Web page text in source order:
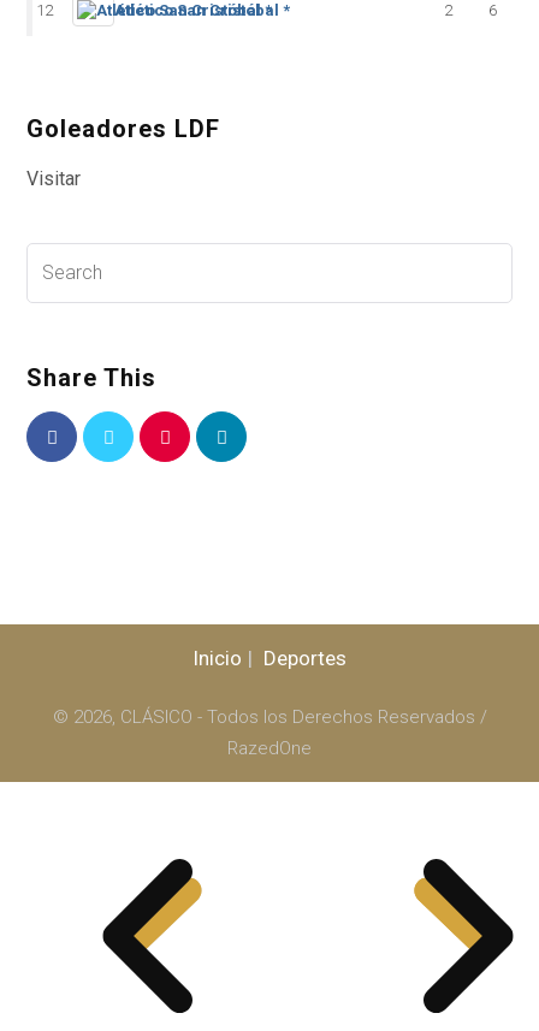
12 Atlético San Cristóbal * 2 6
Goleadores LDF
Visitar
Share This
Inicio Deportes
© 2026, CLÁSICO - Todos los Derechos Reservados /
RazedOne